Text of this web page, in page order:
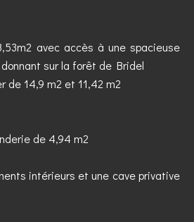
avec accès à une spacieuse
sur la forêt de Bridel
de 14,9 m2 et 11,42 m2
de 4,94 m2
intérieurs et une cave privative